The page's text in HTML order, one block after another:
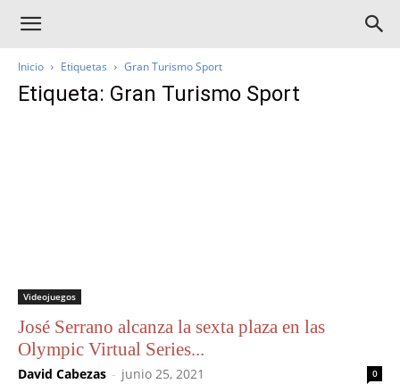
Inicio Etiquetas Gran Turismo Sport
Etiqueta: Gran Turismo Sport
Videojuegos
José Serrano alcanza la sexta plaza en las
Olympic Virtual Series...
David Cabezas - junio 25, 2021 0